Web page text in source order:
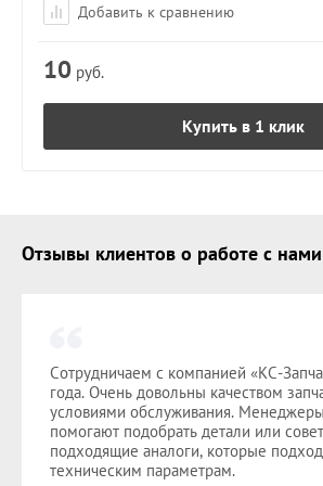
Добавить к сравнению
10 руб.
Купить в 1 клик
Отзывы клиентов о работе с нами
Сотрудничаем с компанией «КС-
года. Очень довольны качеством
условиями обслуживания.
помогают подобрать детали или
подходящие аналоги, которые
техническим параметрам.